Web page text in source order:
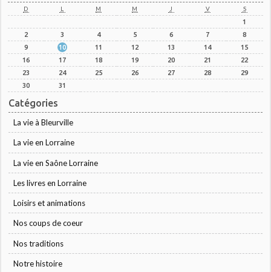
D L M M J V S
1
2
3 4 5 6 7
8
9
10 11 12 13 14
15
16
17 18 19 20 21
22
23
24 25 26 27 28
29
30
31
Catégories
La vie à Bleurville
La vie en Lorraine
La vie en Saône Lorraine
Les livres en Lorraine
Loisirs et animations
Nos coups de coeur
Nos traditions
Notre histoire